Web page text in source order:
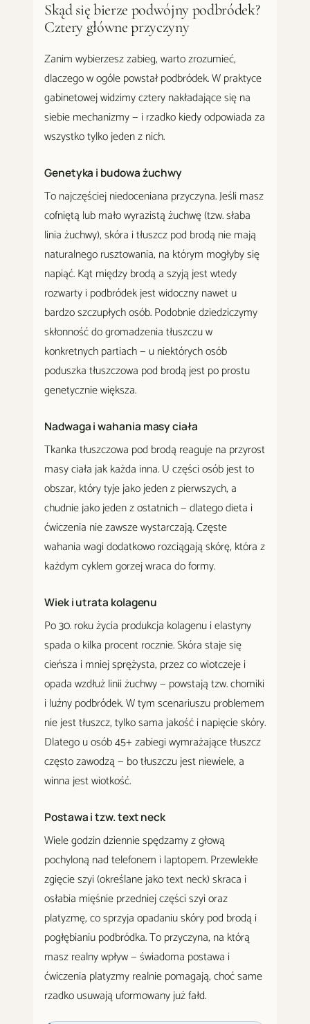
Skąd się bierze podwójny podbródek?
Cztery główne przyczyny
Zanim wybierzesz zabieg, warto zrozumieć,
dlaczego w ogóle powstał podbródek. W praktyce
gabinetowej widzimy cztery nakładające się na
siebie mechanizmy — i rzadko kiedy odpowiada za
wszystko tylko jeden z nich.
Genetyka i budowa żuchwy
To najczęściej niedoceniana przyczyna. Jeśli masz
cofniętą lub mało wyrazistą żuchwę (tzw. słaba
linia żuchwy), skóra i tłuszcz pod brodą nie mają
naturalnego rusztowania, na którym mogłyby się
napiąć. Kąt między brodą a szyją jest wtedy
rozwarty i podbródek jest widoczny nawet u
bardzo szczupłych osób. Podobnie dziedziczymy
skłonność do gromadzenia tłuszczu w
konkretnych partiach — u niektórych osób
poduszka tłuszczowa pod brodą jest po prostu
genetycznie większa.
Nadwaga i wahania masy ciała
Tkanka tłuszczowa pod brodą reaguje na przyrost
masy ciała jak każda inna. U części osób jest to
obszar, który tyje jako jeden z pierwszych, a
chudnie jako jeden z ostatnich — dlatego dieta i
ćwiczenia nie zawsze wystarczają. Częste
wahania wagi dodatkowo rozciągają skórę, która z
każdym cyklem gorzej wraca do formy.
Wiek i utrata kolagenu
Po 30. roku życia produkcja kolagenu i elastyny
spada o kilka procent rocznie. Skóra staje się
cieńsza i mniej sprężysta, przez co wiotczeje i
opada wzdłuż linii żuchwy — powstają tzw. chomiki
i luźny podbródek. W tym scenariuszu problemem
nie jest tłuszcz, tylko sama jakość i napięcie skóry.
Dlatego u osób 45+ zabiegi wymrażające tłuszcz
często zawodzą — bo tłuszczu jest niewiele, a
winna jest wiotkość.
Postawa i tzw. text neck
Wiele godzin dziennie spędzamy z głową
pochyloną nad telefonem i laptopem. Przewlekłe
zgięcie szyi (określane jako text neck) skraca i
osłabia mięśnie przedniej części szyi oraz
platyzmę, co sprzyja opadaniu skóry pod brodą i
pogłębianiu podbródka. To przyczyna, na którą
masz realny wpływ — świadoma postawa i
ćwiczenia platyzmy realnie pomagają, choć same
rzadko usuwają uformowany już fałd.